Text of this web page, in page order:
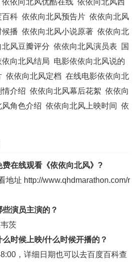
百科 依依向北风预告片 依依向北风
候播 依依向北风小说原著 依依向北
北风豆瓣评分 依依向北风演员表
国
依向北风结局 电影依依向北风说的
依依向北风定档 在线电影依依向北
介绍 依依向北风幕后花絮 依依向
角色介绍 依依向北风上映时间 依
在线观看《依依向北风》?
地址 http://www.qhdmarathon.com/r
演员主演的？
茨
时候上映/什么时候开播的？
，详细日期也可以去百度百科查